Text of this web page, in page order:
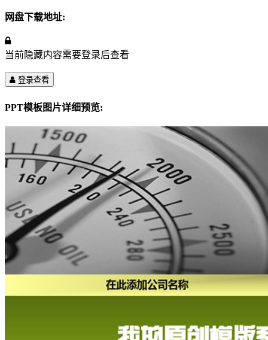
网盘下载地址:
当前隐藏内容需要登录后查看
登录查看
PPT模板图片详细预览: